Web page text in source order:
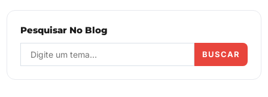
Pesquisar No Blog
BUSCAR